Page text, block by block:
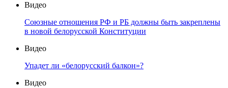
Видео
Союзные отношения РФ и РБ должны быть закреплены
в новой белорусской Конституции
Видео
Упадет ли «белорусский балкон»?
Видео